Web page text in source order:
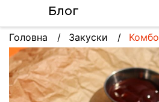
Блог
Головна Закуски Комбо